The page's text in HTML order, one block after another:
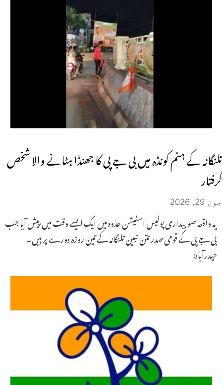
تلنگانہ کے ہنم کونڈہ میں بی جے پی کا جھنڈا ہٹانے والا شخص
گرفتار
جون 29, 2026
یہ واقعہ صوبیداری پولیس اسٹیشن حدود میں ایک ایسے وقت میں پیش آیا جب
بی جے پی کے قومی صدر نتن نبین تلنگانہ کے تین روزہ دورے پر ہیں۔
حیدرآباد: